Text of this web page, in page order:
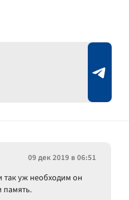
09 дек 2019 в 06:51
так уж необходим он
память.